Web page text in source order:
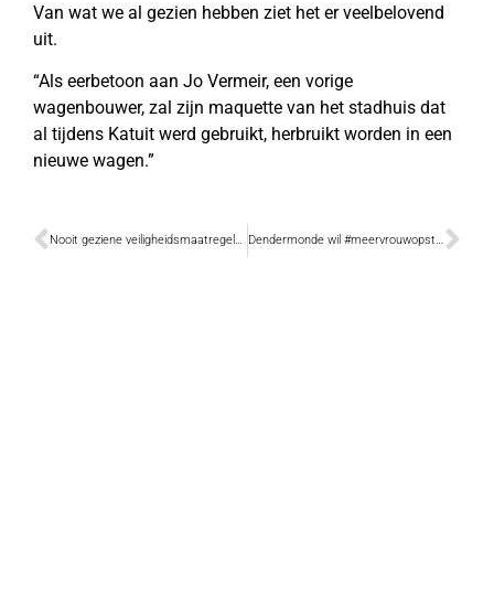
Van wat we al gezien hebben ziet het er veelbelovend
uit.
“Als eerbetoon aan Jo Vermeir, een vorige
wagenbouwer, zal zijn maquette van het stadhuis dat
al tijdens Katuit werd gebruikt, herbruikt worden in een
nieuwe wagen.”
Nooit geziene veiligheidsmaatregelen voor Ros Beiaardommegang Dendermonde wil #meervrouwopstraat